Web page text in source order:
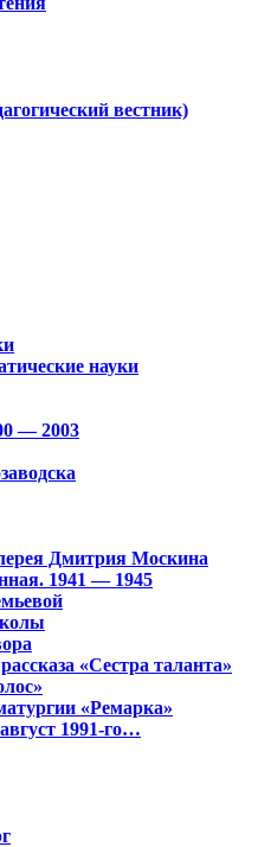
вестник)
науки
— 2003
Дмитрия Москина
1941 — 1945
«Сестра таланта»
«Ремарка»
1991-го…